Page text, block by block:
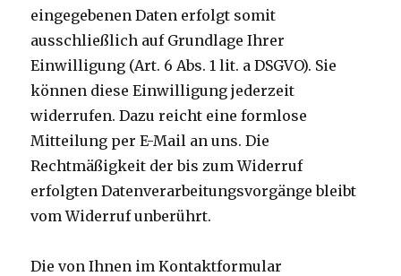
eingegebenen Daten erfolgt somit
ausschließlich auf Grundlage Ihrer
Einwilligung (Art. 6 Abs. 1 lit. a DSGVO). Sie
können diese Einwilligung jederzeit
widerrufen. Dazu reicht eine formlose
Mitteilung per E-Mail an uns. Die
Rechtmäßigkeit der bis zum Widerruf
erfolgten Datenverarbeitungsvorgänge bleibt
vom Widerruf unberührt.
Die von Ihnen im Kontaktformular